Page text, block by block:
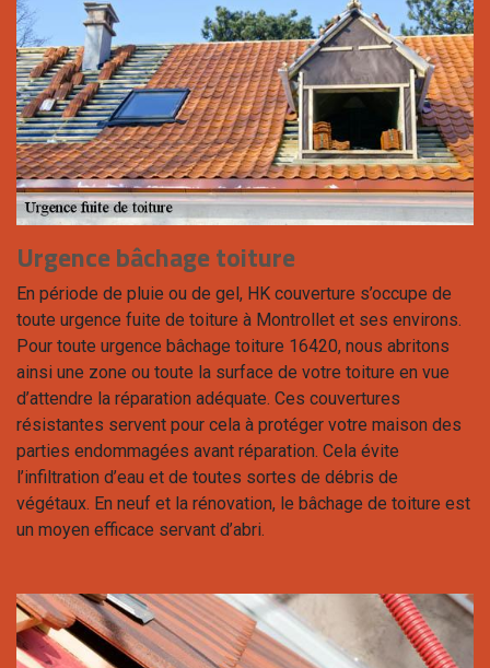
Urgence bâchage toiture
En période de pluie ou de gel, HK couverture s’occupe de
toute urgence fuite de toiture à Montrollet et ses environs.
Pour toute urgence bâchage toiture 16420, nous abritons
ainsi une zone ou toute la surface de votre toiture en vue
d’attendre la réparation adéquate. Ces couvertures
résistantes servent pour cela à protéger votre maison des
parties endommagées avant réparation. Cela évite
l’infiltration d’eau et de toutes sortes de débris de
végétaux. En neuf et la rénovation, le bâchage de toiture est
un moyen efficace servant d’abri.